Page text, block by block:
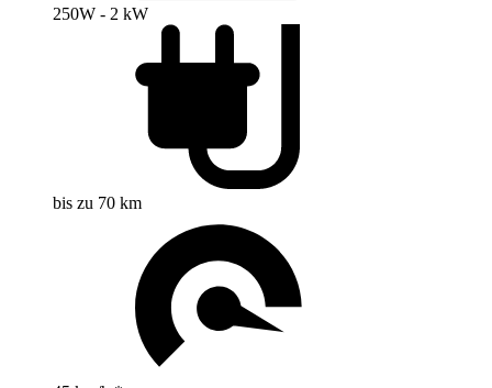
250W - 2 kW
bis zu 70 km